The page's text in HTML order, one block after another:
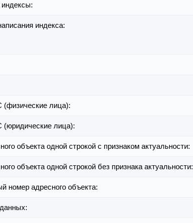
индекса:
лица):
лица):
объекта одной строкой с признаком актуальности:
объекта одной строкой без признака актуальности:
номер адресного объекта: